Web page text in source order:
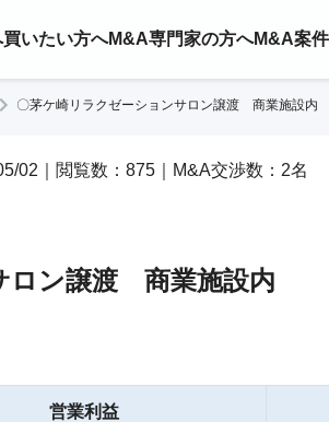
買いたい方へM&A専門家の方へM&A案
〇茅ケ崎リラクゼーションサロン譲渡 商業施設内
02｜閲覧数：875｜M&A交渉数：2名
ロン譲渡 商業施設内
営業利益